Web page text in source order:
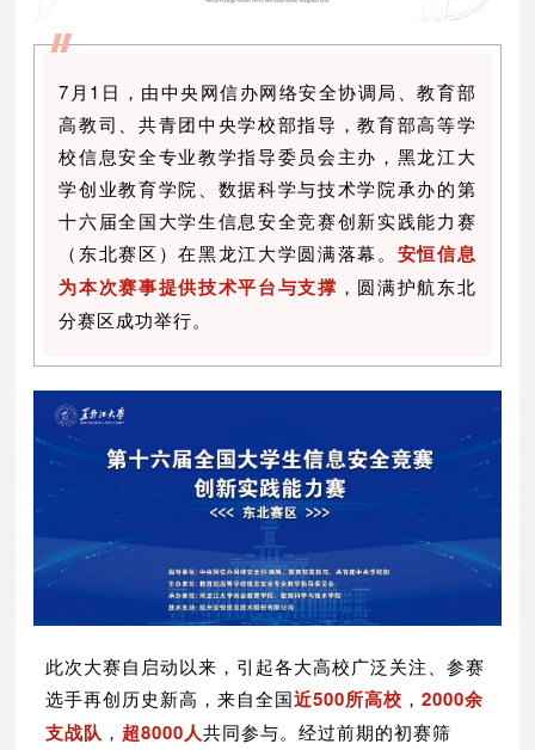
7月1日，由中央网信办网络安全协调局、教育部
高教司、共青团中央学校部指导，教育部高等学
校信息安全专业教学指导委员会主办，黑龙江大
学创业教育学院、数据科学与技术学院承办的第
十六届全国大学生信息安全竞赛创新实践能力赛
（东北赛区）在黑龙江大学圆满落幕。 安恒信息
为本次赛事提供技术平台与支撑 ，圆满护航东北
分赛区成功举行。
此次大赛自启动以来，引起各大高校广泛关注、参赛
选手再创历史新高，来自全国近500所高校 ，2000余
支战队 ， 超8000人共同参与。经过前期的初赛筛